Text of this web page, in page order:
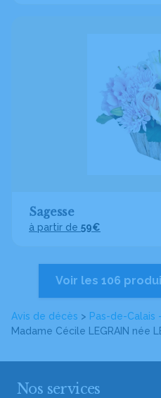
Avis de décès > Pas-de-Calais
Madame Cécile LEGRAIN née
Sagesse
à partir de 59€
Voir les 106
Nos services